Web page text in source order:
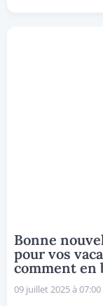
Bonne
pour vos
comment en
09 juillet 2025 à 07:00